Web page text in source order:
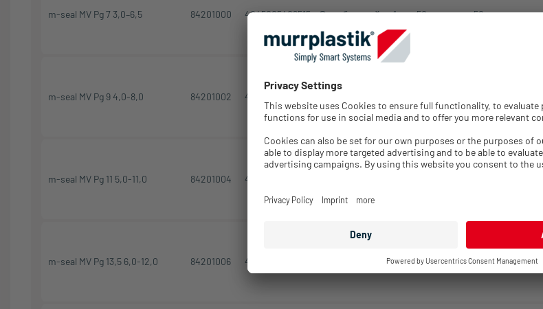
m-seal MV Pg 7 3,0–6,5 84201000 4045005409515 Серебристый 1 50 50
m-seal MV Pg 9 4,0-8,0 84201002 4045005270931
m-seal MV Pg 11 5,0-11,0 84201004 4045005120588
m-seal MV Pg 13,5 6,0-12,0 84201006 4045005164469 1 50 50